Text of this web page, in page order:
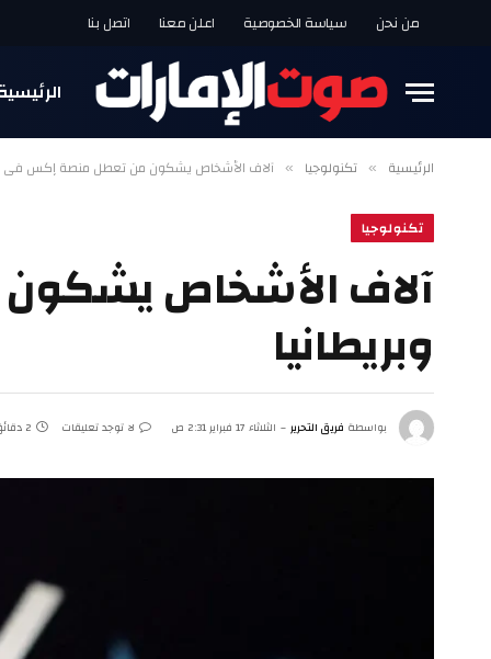
من نحن سياسة الخصوصية اعلن معنا اتصل بنا
الرئيسية » تكنولوجيا » آلاف الأشخاص يشكون من تعطل منصة إكس في
تكنولوجيا
آلاف الأشخاص
وبريطانيا
بواسطة فريق التحرير الثلاثاء 17 فبراير 2:31 ص لا توجد تعليقات 2 دقائق